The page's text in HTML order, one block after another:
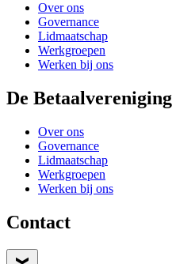
Over ons
Governance
Lidmaatschap
Werkgroepen
Werken bij ons
De Betaalvereniging
Over ons
Governance
Lidmaatschap
Werkgroepen
Werken bij ons
Contact